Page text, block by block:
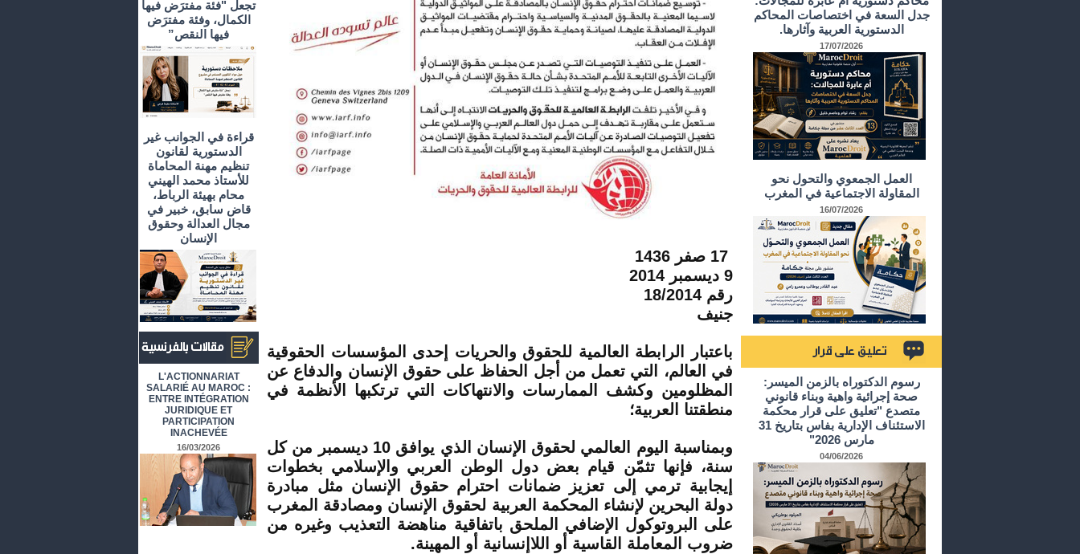
تجعل "فئة مفترَض فيها
الكمال، وفئة مفترَض
فيها النقص”
قراءة في الجوانب غير
الدستورية لقانون
تنظيم مهنة المحاماة
للأستاذ محمد الهيني
محام بهيئة الرباط،
قاض سابق، خبير في
مجال العدالة وحقوق
الإنسان
L'ACTIONNARIAT
SALARIÉ AU MAROC :
ENTRE INTÉGRATION
JURIDIQUE ET
PARTICIPATION
INACHEVÉE
16/03/2026
9 ديسمبر 2014
رقم 18/2014
جنيف
باعتبار الرابطة العالمية للحقوق والحريات إحدى المؤسسات الحقوقية
في العالم، التي تعمل من أجل الحفاظ على حقوق الإنسان والدفاع عن
المظلومين وكشف الممارسات والانتهاكات التي ترتكبها الأنظمة في
منطقتنا العربية؛
وبمناسبة اليوم العالمي لحقوق اﻹنسان الذي يوافق 10 ديسمبر من كل
سنة، فإنها تثمّن قيام بعض دول الوطن العربي واﻹسلامي بخطوات
إيجابية ترمي إلى تعزيز ضمانات احترام حقوق اﻹنسان مثل مبادرة
دولة البحرين لإنشاء المحكمة العربية لحقوق الإنسان ومصادقة المغرب
على البروتوكول اﻹضافي الملحق باتفاقية مناهضة التعذيب وغيره من
ضروب المعاملة القاسية أو اللاإنسانية أو المهينة.
جدل السعة في اختصاصات المحاكم
الدستورية العربية وآثارها.
17/07/2026
العمل الجمعوي والتحول نحو
المقاولة الاجتماعية في المغرب
16/07/2026
رسوم الدكتوراه بالزمن الميسر:
صحة إجرائية واهية وبناء قانوني
متصدع "تعليق على قرار محكمة
الاستئناف الإدارية بفاس بتاريخ 31
مارس 2026"
04/06/2026